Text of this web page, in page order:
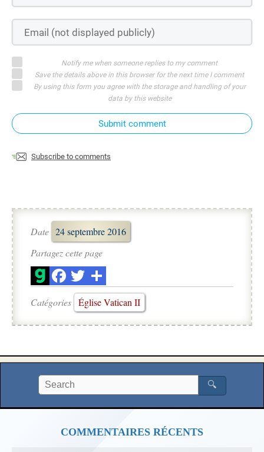
Notify me when someone replies to my comment
Save the details above in this browser for the next time I comment
By using this form you agree with the storage and handling of your
data by this website
Submit comment
Subscribe to comments
Date 24 septembre 2016
Partagez cette page
Catégories Église Vatican II
🔍
COMMENTAIRES RÉCENTS